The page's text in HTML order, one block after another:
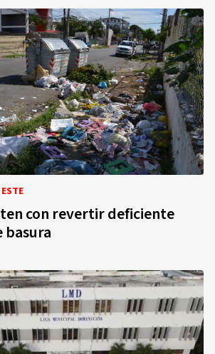
con revertir deficiente
basura